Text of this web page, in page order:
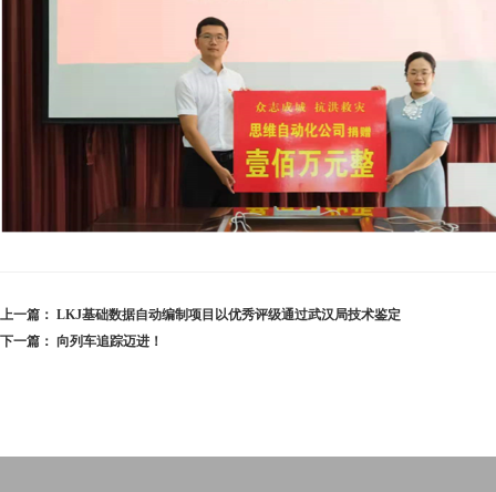
上一篇： LKJ基础数据自动编制项目以优秀评级通过武汉局技术鉴定
下一篇： 向列车追踪迈进！